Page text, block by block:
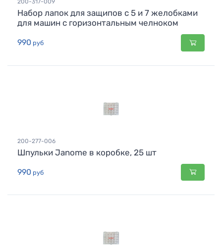
200-317-009
Набор лапок для защипов с 5 и 7 желобками
для машин с горизонтальным челноком
990 руб
200-277-006
Шпульки Janome в коробке, 25 шт
990 руб